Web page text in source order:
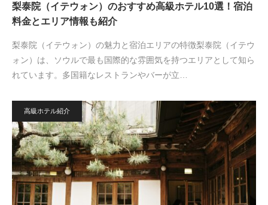
梨泰院（イテウォン）のおすすめ高級ホテル10選！宿泊
料金とエリア情報も紹介
梨泰院（イテウォン）の魅力と宿泊エリアの特徴梨泰院（イテウ
ォン）は、ソウルで最も国際的な雰囲気を持つエリアとして知ら
れています。多国籍なレストランやバーが立…
高級ホテル紹介